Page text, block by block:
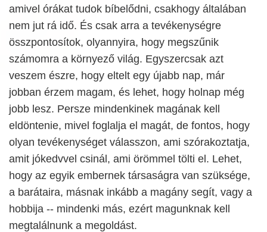
amivel órákat tudok bíbelődni, csakhogy általában
nem jut rá idő. És csak arra a tevékenységre
összpontosítok, olyannyira, hogy megszűnik
számomra a környező világ. Egyszercsak azt
veszem észre, hogy eltelt egy újabb nap, már
jobban érzem magam, és lehet, hogy holnap még
jobb lesz. Persze mindenkinek magának kell
eldöntenie, mivel foglalja el magát, de fontos, hogy
olyan tevékenységet válasszon, ami szórakoztatja,
amit jókedvvel csinál, ami örömmel tölti el. Lehet,
hogy az egyik embernek társaságra van szüksége,
a barátaira, másnak inkább a magány segít, vagy a
hobbija -- mindenki más, ezért magunknak kell
megtalálnunk a megoldást.